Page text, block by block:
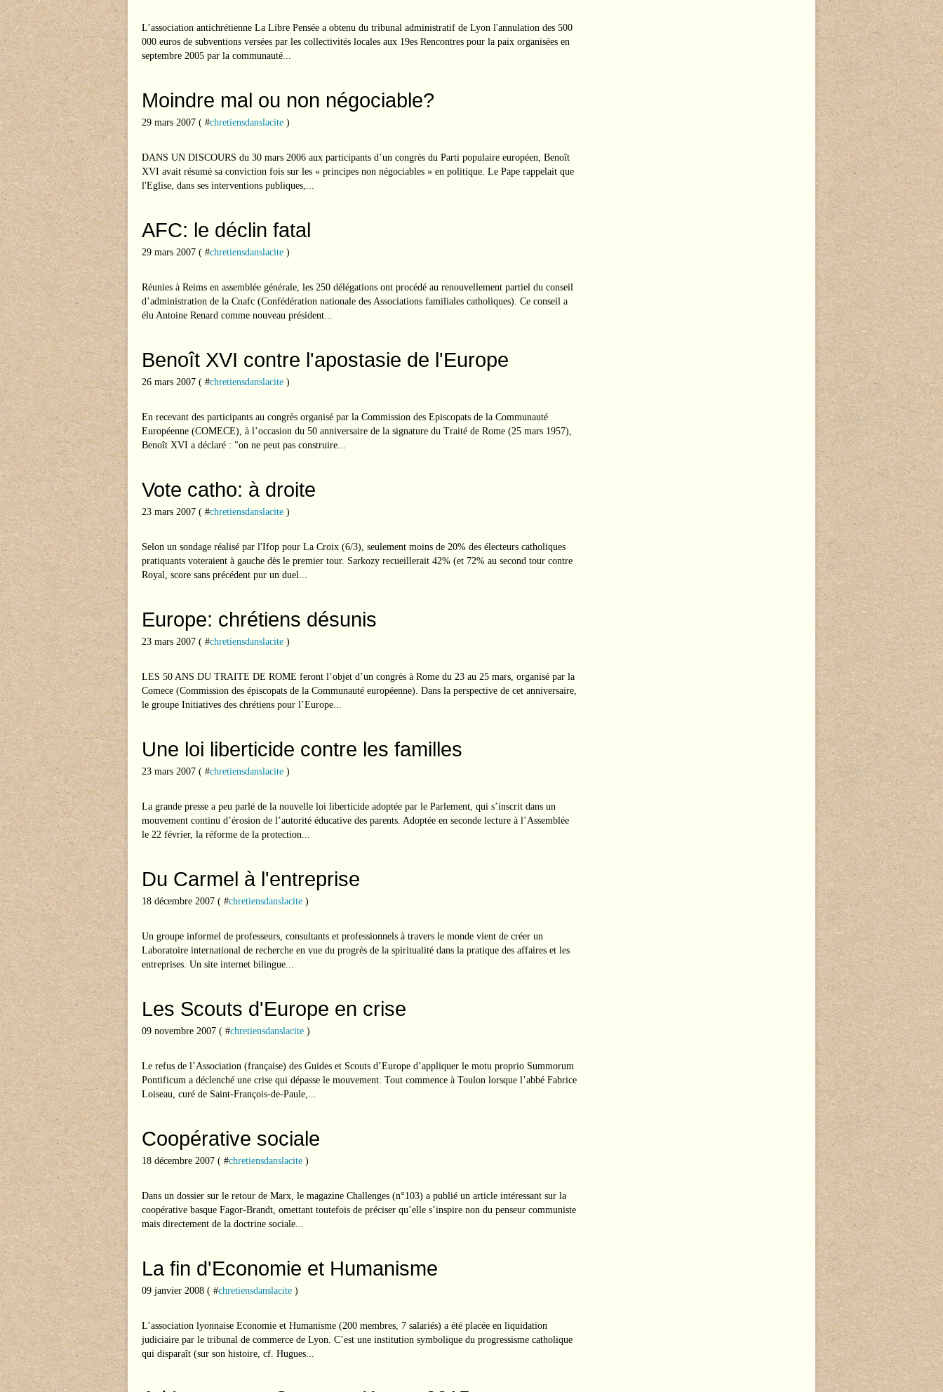
L’association antichrétienne La Libre Pensée a obtenu du tribunal administratif de Lyon l'annulation des 500
000 euros de subventions versées par les collectivités locales aux 19es Rencontres pour la paix organisées en
septembre 2005 par la communauté...
Moindre mal ou non négociable?
29 mars 2007 ( #chretiensdanslacite )
DANS UN DISCOURS du 30 mars 2006 aux participants d’un congrès du Parti populaire européen, Benoît
XVI avait résumé sa conviction fois sur les « principes non négociables » en politique. Le Pape rappelait que
l'Eglise, dans ses interventions publiques,...
AFC: le déclin fatal
29 mars 2007 ( #chretiensdanslacite )
Réunies à Reims en assemblée générale, les 250 délégations ont procédé au renouvellement partiel du conseil
d’administration de la Cnafc (Confédération nationale des Associations familiales catholiques). Ce conseil a
élu Antoine Renard comme nouveau président...
Benoît XVI contre l'apostasie de l'Europe
26 mars 2007 ( #chretiensdanslacite )
En recevant des participants au congrès organisé par la Commission des Episcopats de la Communauté
Européenne (COMECE), à l’occasion du 50 anniversaire de la signature du Traité de Rome (25 mars 1957),
Benoît XVI a déclaré : "on ne peut pas construire...
Vote catho: à droite
23 mars 2007 ( #chretiensdanslacite )
Selon un sondage réalisé par l'Ifop pour La Croix (6/3), seulement moins de 20% des électeurs catholiques
pratiquants voteraient à gauche dès le premier tour. Sarkozy recueillerait 42% (et 72% au second tour contre
Royal, score sans précédent pur un duel...
Europe: chrétiens désunis
23 mars 2007 ( #chretiensdanslacite )
LES 50 ANS DU TRAITE DE ROME feront l’objet d’un congrès à Rome du 23 au 25 mars, organisé par la
Comece (Commission des épiscopats de la Communauté européenne). Dans la perspective de cet anniversaire,
le groupe Initiatives des chrétiens pour l’Europe...
Une loi liberticide contre les familles
23 mars 2007 ( #chretiensdanslacite )
La grande presse a peu parlé de la nouvelle loi liberticide adoptée par le Parlement, qui s’inscrit dans un
mouvement continu d’érosion de l’autorité éducative des parents. Adoptée en seconde lecture à l’Assemblée
le 22 février, la réforme de la protection...
Du Carmel à l'entreprise
18 décembre 2007 ( #chretiensdanslacite )
Un groupe informel de professeurs, consultants et professionnels à travers le monde vient de créer un
Laboratoire international de recherche en vue du progrès de la spiritualité dans la pratique des affaires et les
entreprises. Un site internet bilingue...
Les Scouts d'Europe en crise
09 novembre 2007 ( #chretiensdanslacite )
Le refus de l’Association (française) des Guides et Scouts d’Europe d’appliquer le motu proprio Summorum
Pontificum a déclenché une crise qui dépasse le mouvement. Tout commence à Toulon lorsque l’abbé Fabrice
Loiseau, curé de Saint-François-de-Paule,...
Coopérative sociale
18 décembre 2007 ( #chretiensdanslacite )
Dans un dossier sur le retour de Marx, le magazine Challenges (n°103) a publié un article intéressant sur la
coopérative basque Fagor-Brandt, omettant toutefois de préciser qu’elle s’inspire non du penseur communiste
mais directement de la doctrine sociale...
La fin d'Economie et Humanisme
09 janvier 2008 ( #chretiensdanslacite )
L’association lyonnaise Economie et Humanisme (200 membres, 7 salariés) a été placée en liquidation
judiciaire par le tribunal de commerce de Lyon. C’est une institution symbolique du progressisme catholique
qui disparaît (sur son histoire, cf. Hugues...